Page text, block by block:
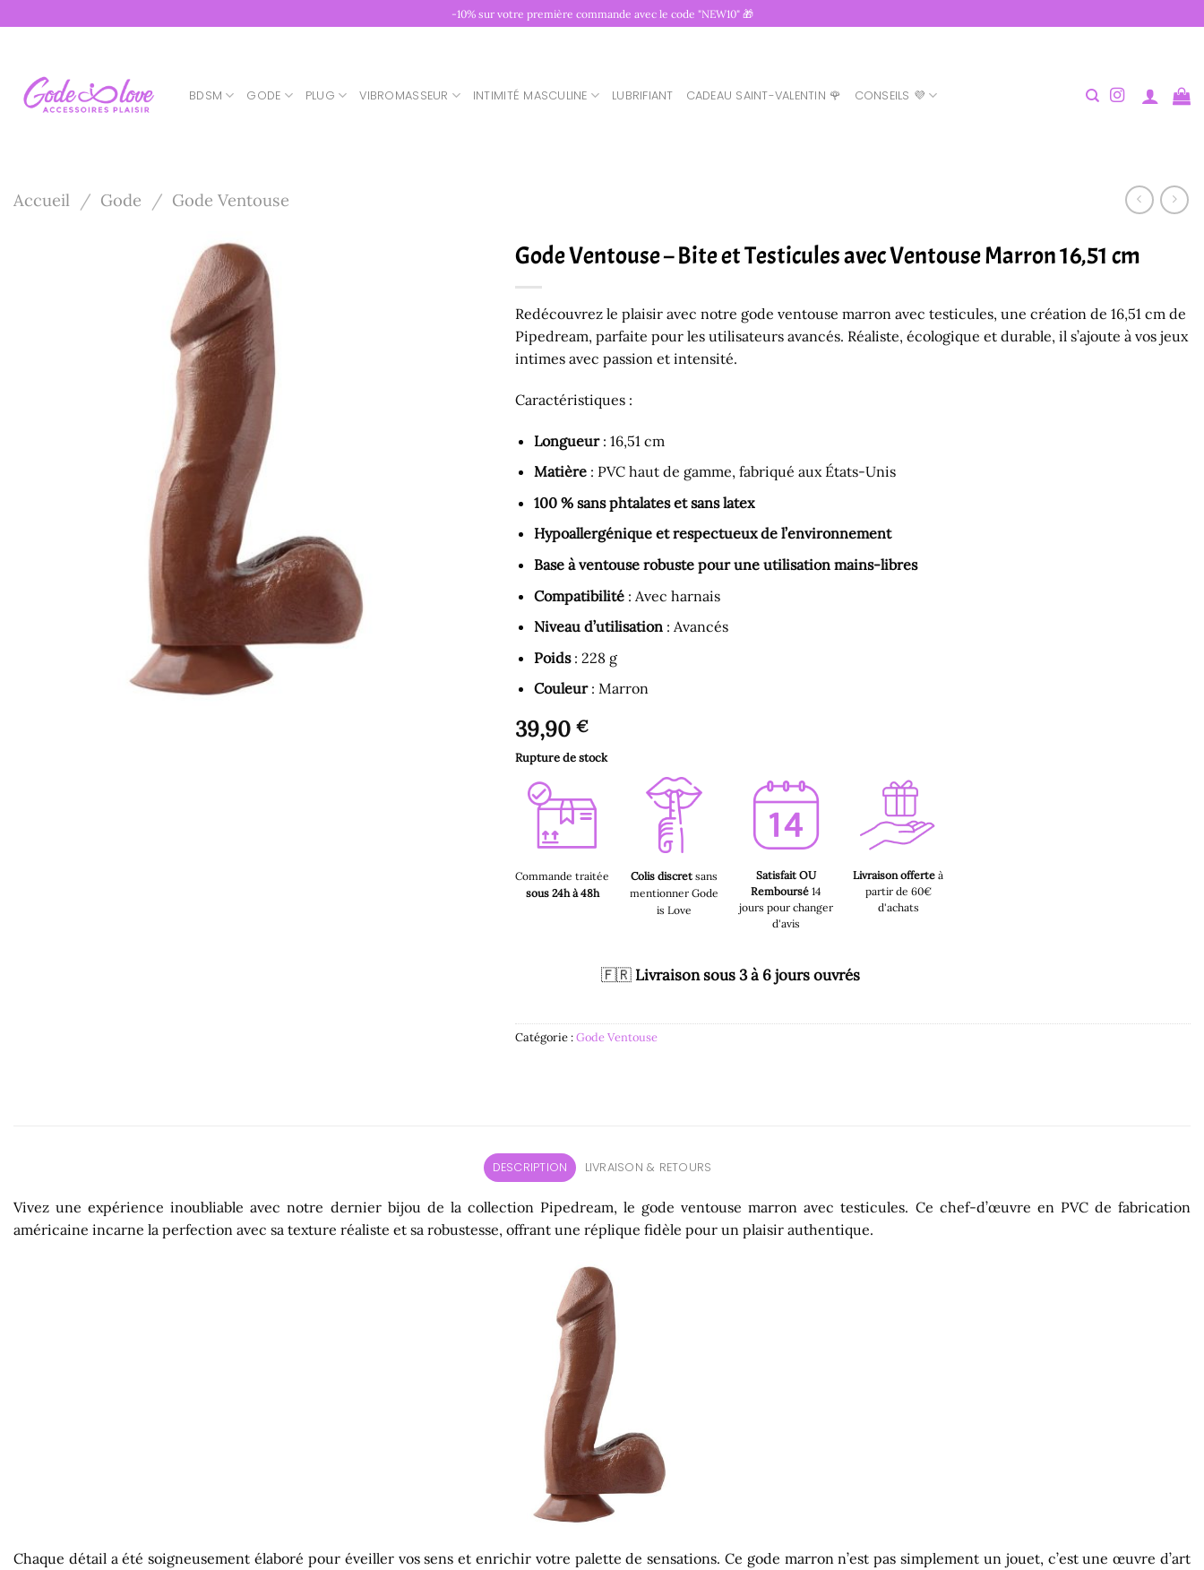
au
-10% sur votre première commande avec le code "NEW10" 🎁
BDSM GODE PLUG VIBROMASSEUR INTIMITÉ MASCULINE LUBRIFIANT CADEAU SAINT-VALENTIN 🌹 CONSEILS 💜
Accueil / Gode / Gode Ventouse
Gode Ventouse – Bite et Testicules avec Ventouse Marron 16,51 cm
Redécouvrez le plaisir avec notre gode ventouse marron avec testicules, une création de 16,51 cm de
Pipedream, parfaite pour les utilisateurs avancés. Réaliste, écologique et durable, il s’ajoute à vos jeux
intimes avec passion et intensité.
Caractéristiques :
Longueur: 16,51 cm
Matière: PVC haut de gamme, fabriqué aux États-Unis
100 % sans phtalates et sans latex
Hypoallergénique et respectueux de l’environnement
Base à ventouse robuste pour une utilisation mains-libres
Compatibilité: Avec harnais
Niveau d’utilisation: Avancés
Poids: 228 g
Couleur: Marron
39,90 €
Rupture de stock
Commande traitée
sous 24h à 48h
Colis discret sans
mentionner Gode
is Love
Satisfait OU
Remboursé 14
jours pour changer
d'avis
Livraison offerte à
partir de 60€
d'achats
🇫🇷 Livraison sous 3 à 6 jours ouvrés
Catégorie :Gode Ventouse
DESCRIPTION LIVRAISON & RETOURS
Vivez une expérience inoubliable avec notre dernier bijou de la collection Pipedream, le gode ventouse marron avec testicules. Ce chef-d’œuvre en PVC de fabrication
américaine incarne la perfection avec sa texture réaliste et sa robustesse, offrant une réplique fidèle pour un plaisir authentique.
Chaque détail a été soigneusement élaboré pour éveiller vos sens et enrichir votre palette de sensations. Ce gode marron n’est pas simplement un jouet, c’est une œuvre d’art